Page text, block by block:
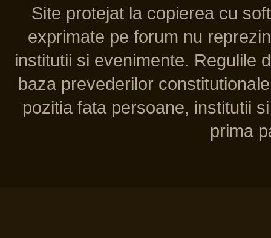
Site protejat la copierea cu
exprimate pe forum nu
institutii si evenimente. Regulile
baza prevederilor
pozitia fata persoane, institutii
prima